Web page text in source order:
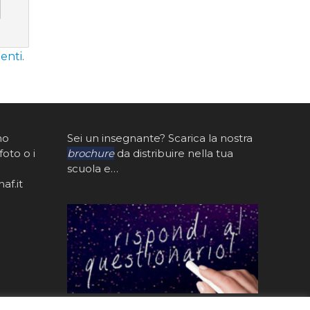
.
o i
Sei un insegnante? Scarica la nostra
brochureda distribuire nella tua
scuola e…